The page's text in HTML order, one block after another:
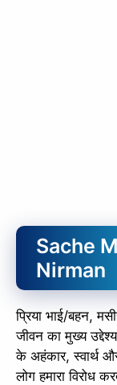
Sache
Nirman
प्रिया भाई/बहन,
जीवन का मुख्य
के अहंकार, स्वार्थ
लोग हमारा विरोध